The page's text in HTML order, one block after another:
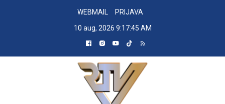
WEBMAIL
PRIJAVA
10 aug, 2026 9:17:46 AM